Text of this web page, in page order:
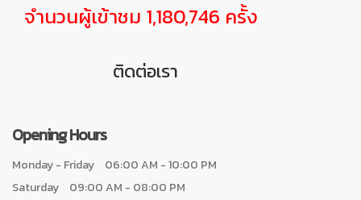
จำนวนผู้เข้าชม 1,180,746 ครั้ง
ติดต่อเรา
Opening Hours
Monday - Friday
06:00 AM - 10:00 PM
Saturday
09:00 AM - 08:00 PM